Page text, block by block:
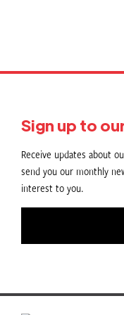
Sign up to
Receive updates about
send you our monthly
interest to you.